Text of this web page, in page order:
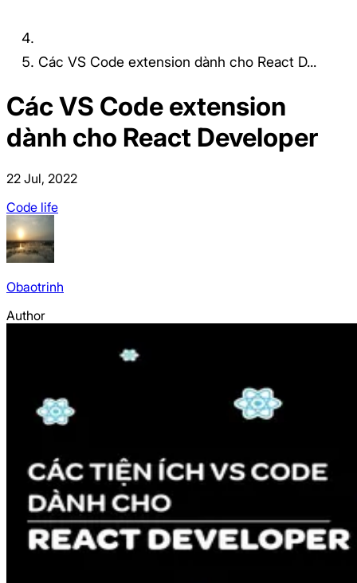
Các VS Code extension dành cho React D...
Các VS Code extension
dành cho React Developer
22 Jul, 2022
Code life
Obaotrinh
Author